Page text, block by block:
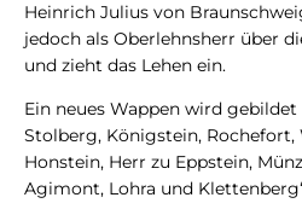
Heinrich Julius von
jedoch als Oberlehnsherr über
und zieht das Lehen ein.
Ein neues Wappen wird gebildet
Stolberg, Königstein, Rochefort,
Honstein, Herr zu Eppstein,
Agimont, Lohra und